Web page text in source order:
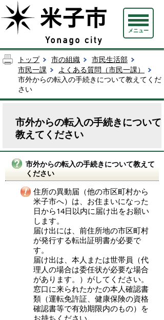
メニュー
トップ 市の組織
市民生活部
市民一課
よくある質問（市民一課）
市外からの転入の手続きについて教えてくだ
さい
市外からの転入の手続きについて
教えてください
市外からの転入の手続きについて教えて
ください
住所の異動届（他の市区町村から
米子市へ）は、お住まいになった
日から14日以内に届け出をお願い
します。
届け出には、前住所地の市区町村
が発行する転出証明書が必要で
す。
届け出は、本人または世帯員（代
理人の場合は委任状が必要な場合
があります。）がしてください。
窓口に来られたかたの本人確認書
類（運転免許証、健康保険の資格
確認書等で有効期限内のもの）を
お持ちください。